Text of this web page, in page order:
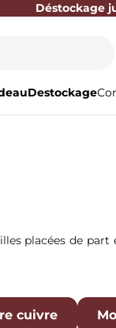
Déstockage
Destockage
placées de
cuivre